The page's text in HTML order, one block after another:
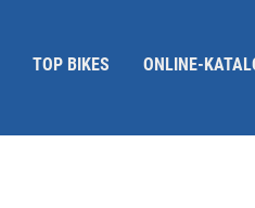
TOP BIKES ONLINE-